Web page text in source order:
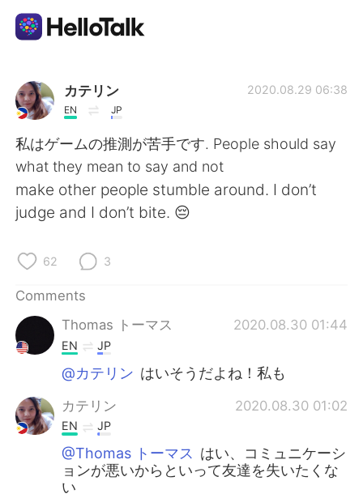
Language Exchange App
AI Grammar Checker
English
Français Deutsch
日本語 한국어
Русский
Indonesia Italiano
Türkçe
カテリン
EN JP
2020.08.29 06:38
私はゲームの推測が苦手です. People should say
what they mean to say and not
make other people stumble around. I don’t
judge and I don’t bite. 😔
62 3
Comments
Thomas トーマス
2020.08.30 01:44
EN JP
@カテリン はいそうだよね！私も
カテリン 2020.08.30 01:02
EN JP
@Thomas トーマス はい、コミュニケーシ
ョンが悪いからといって友達を失いたくな
い